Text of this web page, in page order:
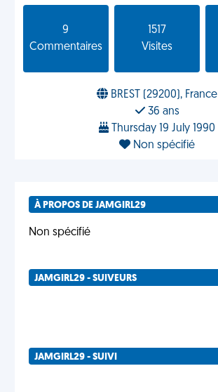
9
Commentaires
1517
Visites
BREST (29200), France
36 ans
Thursday 19 July 1990
Non spécifié
À PROPOS DE JAMGIRL29
Non spécifié
JAMGIRL29 - SUIVEURS
JAMGIRL29 - SUIVI